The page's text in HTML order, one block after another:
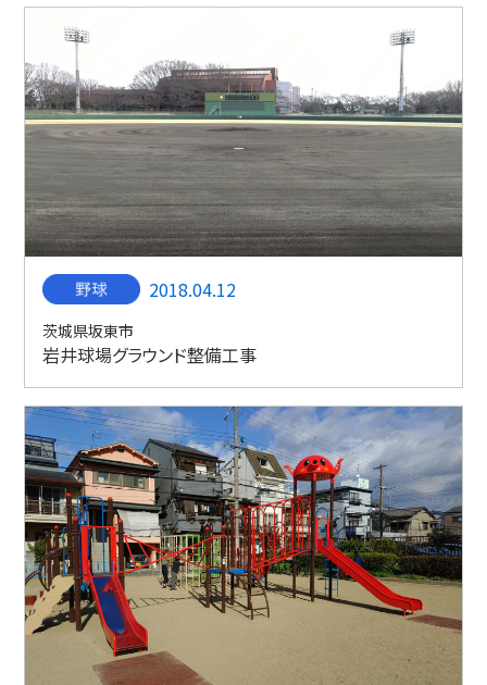
2018.04.12
茨城県坂東市
岩井球場グラウンド整備工事